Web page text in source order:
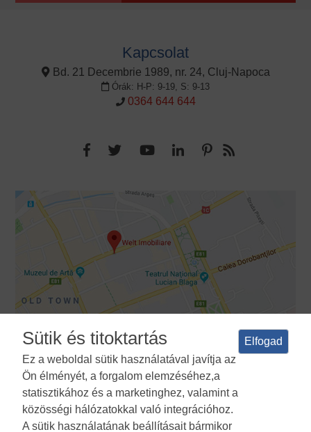
Kapcsolat
Bd. 21 Decembrie 1989, nr. 24, Cluj-Napoca
Órák: H-P: 9-19, S: 9-13
0364 644 644
Feltételek és feltételek Adatvédelmi irányelvek
használatának politikája
Cookies Manager ANPC
Sütik és titoktartás
Ez a weboldal sütik használatával javítja az
Ön élményét, a forgalom elemzéséhez,a
statisztikához és a marketinghez, valamint a
közösségi hálózatokkal való integrációhoz.
A sütik használatának beállításait bármikor
Elfogad